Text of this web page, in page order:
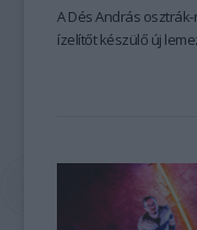
A Dés András
ízelítőt készülő új